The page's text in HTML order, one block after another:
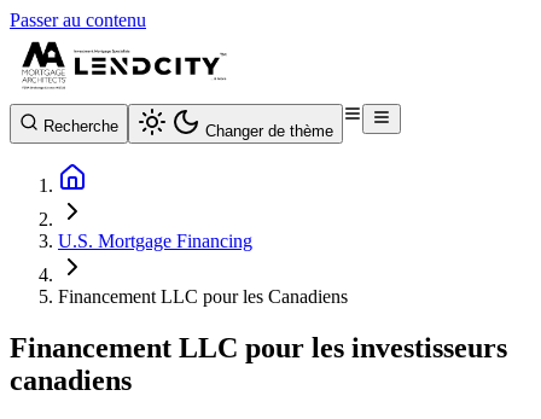
Passer au contenu
Recherche Changer de thème
U.S. Mortgage Financing
Financement LLC pour les Canadiens
Financement LLC pour les investisseurs
canadiens